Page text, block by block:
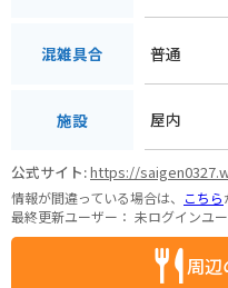
混雑具合 普通
施設 屋内
公式サイト:https://
情報が間違っている場合は、 こちら
最終更新ユーザー： 未ログインユ
周辺